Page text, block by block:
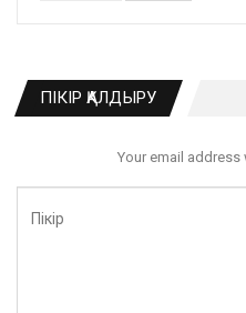
ПІКІР ҚАЛДЫРУ
Your email address